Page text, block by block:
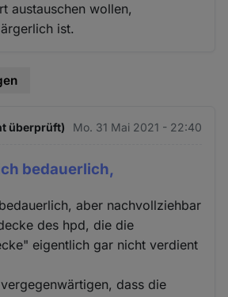
austauschen wollen,
ist.
überprüft) Mo. 31 Mai 2021 - 22:40
bedauerlich,
aber nachvollziehbar
des hpd, die die
eigentlich gar nicht verdient
dass die